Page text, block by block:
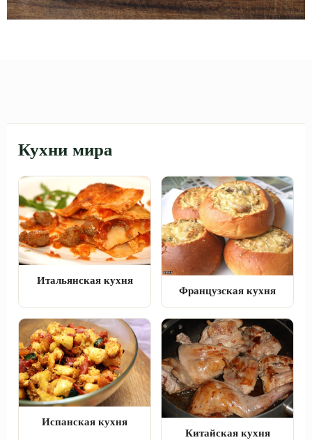
Кухни мира
Итальянская кухня
Французская кухня
Испанская кухня
Китайская кухня